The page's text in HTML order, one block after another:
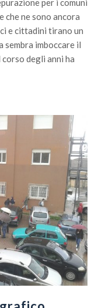
che ne sono ancora
e cittadini tirano un
imboccare il
degli anni ha